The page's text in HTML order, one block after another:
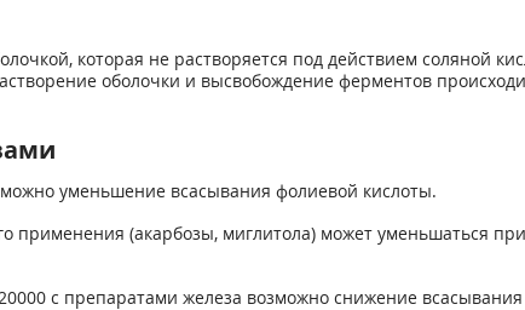
которая не растворяется под действием соляной
оболочки и высвобождение ферментов
уменьшение всасывания фолиевой кислоты.
применения (акарбозы, миглитола) может уменьшаться
с препаратами железа возможно снижение всасывания